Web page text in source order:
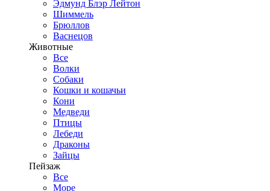
Эдмунд Блэр Лейтон
Шиммель
Брюллов
Васнецов
Животные
Все
Волки
Собаки
Кошки и кошачьи
Кони
Медведи
Птицы
Лебеди
Драконы
Зайцы
Пейзаж
Все
Море